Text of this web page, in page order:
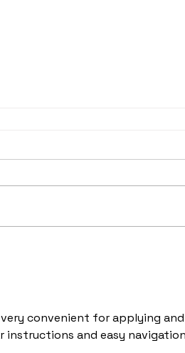
Future”ห้องเรียนดิจิทัลแห่ง
convenient for applying
instructions and easy